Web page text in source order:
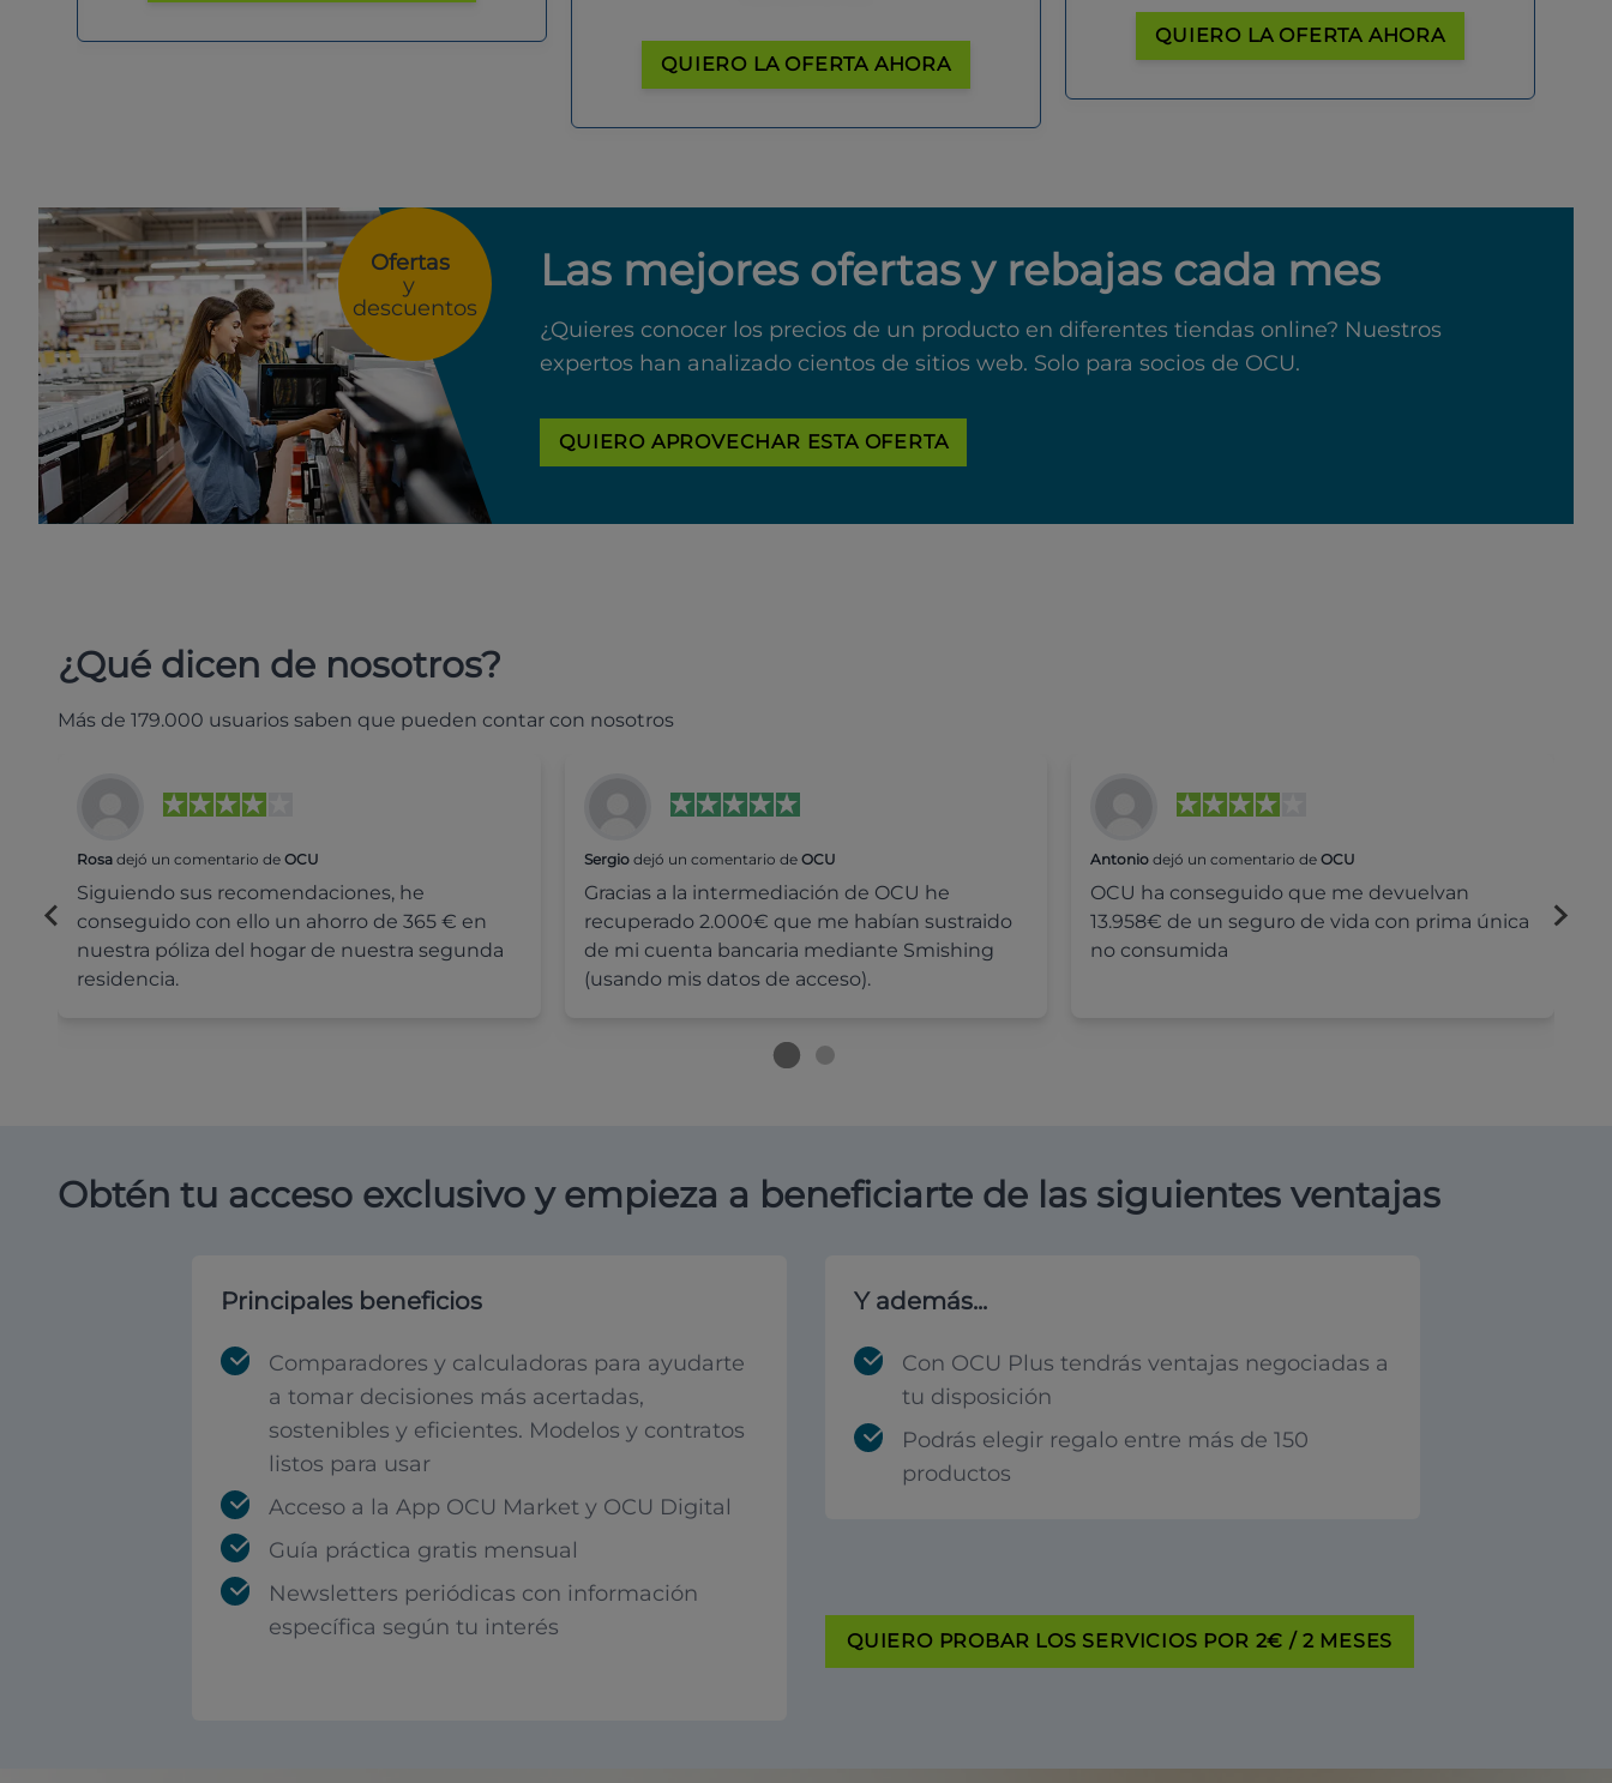
QUIERO LA OFERTA AHORA
QUIERO LA OFERTA AHORA
Ofertas
y
descuentos
Las mejores ofertas y rebajas cada mes
¿Quieres conocer los precios de un producto en diferentes tiendas online? Nuestros
expertos han analizado cientos de sitios web. Solo para socios de OCU.
QUIERO APROVECHAR ESTA OFERTA
¿Qué dicen de nosotros?
Más de 179.000 usuarios saben que pueden contar con nosotros
Rosa dejó un comentario de OCU
Siguiendo sus recomendaciones, he
conseguido con ello un ahorro de 365 € en
nuestra póliza del hogar de nuestra segunda
residencia.
Sergiodejó un comentario de OCU
Gracias a la intermediación de OCU he
recuperado 2.000€ que me habían sustraido
de mi cuenta bancaria mediante Smishing
(usando mis datos de acceso).
Antonio dejó un comentario deOCU
OCU ha conseguido que me devuelvan
13.958€ de un seguro de vida con prima única
no consumida
Obtén tu acceso exclusivo y empieza a beneficiarte de las siguientes ventajas
Principales beneficios
Comparadores y calculadoras para ayudarte
a tomar decisiones más acertadas,
sostenibles y eficientes. Modelos y contratos
listos para usar
Acceso a la App OCU Market y OCU Digital
Guía práctica gratis mensual
Newsletters periódicas con información
específica según tu interés
Y además...
Con OCU Plus tendrás ventajas negociadas a
tu disposición
Podrás elegir regalo entre más de 150
productos
QUIERO PROBAR LOS SERVICIOS POR 2€ / 2 MESES